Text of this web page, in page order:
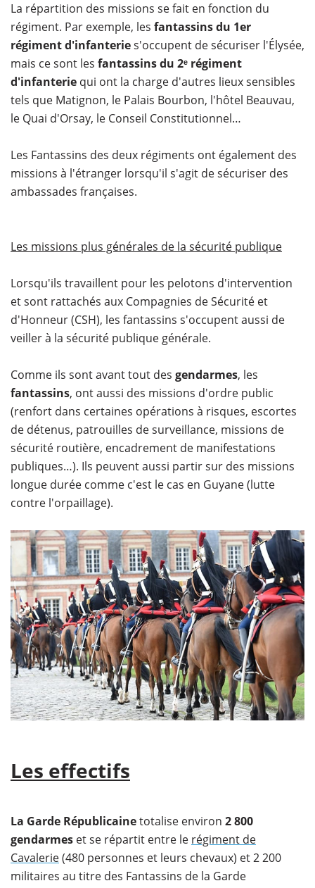
La répartition des missions se fait en fonction du
régiment. Par exemple, les fantassins du 1er
régiment d'infanteries'occupent de sécuriser l'Élysée,
mais ce sont les fantassins du 2ᵉ régiment
d'infanterie qui ont la charge d'autres lieux sensibles
tels que Matignon, le Palais Bourbon, l'hôtel Beauvau,
le Quai d'Orsay, le Conseil Constitutionnel…
Les Fantassins des deux régiments ont également des
missions à l'étranger lorsqu'il s'agit de sécuriser des
ambassades françaises.
Les missions plus générales de la sécurité publique
Lorsqu'ils travaillent pour les pelotons d'intervention
et sont rattachés aux Compagnies de Sécurité et
d'Honneur (CSH), les fantassins s'occupent aussi de
veiller à la sécurité publique générale.
Comme ils sont avant tout des gendarmes, les
fantassins, ont aussi des missions d'ordre public
(renfort dans certaines opérations à risques, escortes
de détenus, patrouilles de surveillance, missions de
sécurité routière, encadrement de manifestations
publiques…). Ils peuvent aussi partir sur des missions
longue durée comme c'est le cas en Guyane (lutte
contre l'orpaillage).
Les effectifs
La Garde Républicainetotalise environ 2 800
gendarmes et se répartit entre le régiment de
Cavalerie(480 personnes et leurs chevaux) et 2 200
militaires au titre des Fantassins de la Garde